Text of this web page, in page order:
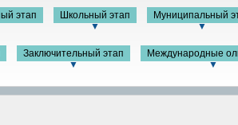
этап
Школьный этап
▼
Муниципальный
▼
Заключительный этап
▼
Международные
▼